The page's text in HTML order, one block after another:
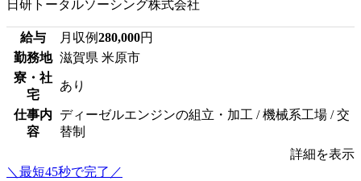
日研トータルソーシング株式会社
給与 月収例280,000円
勤務地 滋賀県 米原市
寮・社
宅
あり
仕事内
容
ディーゼルエンジンの組立・加工 / 機械系工場 / 交
替制
詳細を表示
＼最短45秒で完了／